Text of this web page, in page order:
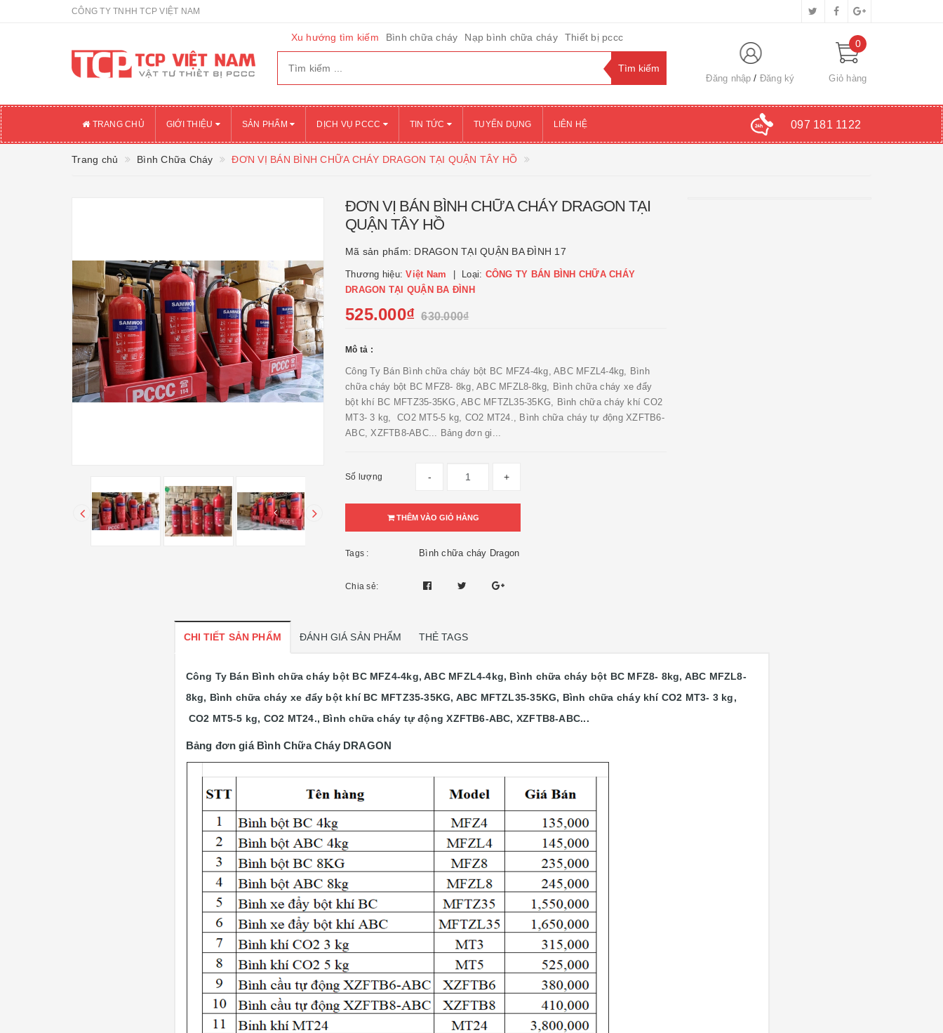
CÔNG TY TNHH TCP VIỆT NAM
Xu hướng tìm kiếm Bình chữa cháy Nạp bình chữa cháy Thiết bị pccc
Đăng nhập Đăng ký
0
Giỏ hàng
TRANG CHỦ GIỚI THIỆU SẢN PHẨM DỊCH VỤ PCCC TIN TỨC TUYỂN DỤNG LIÊN HỆ 097 181 1122
Trang chủ Bình Chữa Cháy ĐƠN VỊ BÁN BÌNH CHỮA CHÁY DRAGON TẠI QUẬN TÂY HỒ
ĐƠN VỊ BÁN BÌNH CHỮA CHÁY DRAGON TẠI
QUẬN TÂY HỒ
Mã sản phẩm: DRAGON TẠI QUẬN BA ĐÌNH 17
Thương hiệu:Việt Nam Loại: CÔNG TY BÁN BÌNH CHỮA CHÁY
DRAGON TẠI QUẬN BA ĐÌNH
525.000₫ 630.000₫
Mô tả :
Công Ty Bán Bình chữa cháy bột BC MFZ4-4kg, ABC MFZL4-4kg, Bình
chữa cháy bột BC MFZ8- 8kg, ABC MFZL8-8kg, Bình chữa cháy xe đẩy
bột khí BC MFTZ35-35KG, ABC MFTZL35-35KG, Bình chữa cháy khí CO2
MT3- 3 kg, CO2 MT5-5 kg, CO2 MT24., Bình chữa cháy tự động XZFTB6-
ABC, XZFTB8-ABC... Bảng đơn gi...
Số lượng - +
THÊM VÀO GIỎ HÀNG
Tags : Bình chữa cháy Dragon
Chia sẻ:
CHI TIẾT SẢN PHẨM ĐÁNH GIÁ SẢN PHẨM THẺ TAGS
Công Ty Bán Bình chữa cháy bột BC MFZ4-4kg, ABC MFZL4-4kg, Bình chữa cháy bột BC MFZ8- 8kg, ABC MFZL8-
8kg, Bình chữa cháy xe đẩy bột khí BC MFTZ35-35KG, ABC MFTZL35-35KG, Bình chữa cháy khí CO2 MT3- 3 kg,
CO2 MT5-5 kg, CO2 MT24., Bình chữa cháy tự động XZFTB6-ABC, XZFTB8-ABC...
Bảng đơn giá Bình Chữa Cháy DRAGON